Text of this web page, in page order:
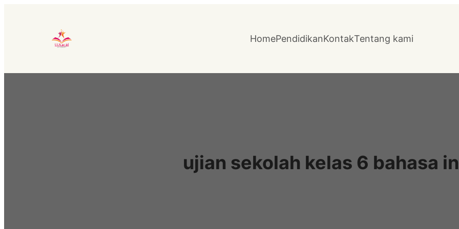
HomePendidikanKontakTentang kami
ujian sekolah kelas 6 bahasa